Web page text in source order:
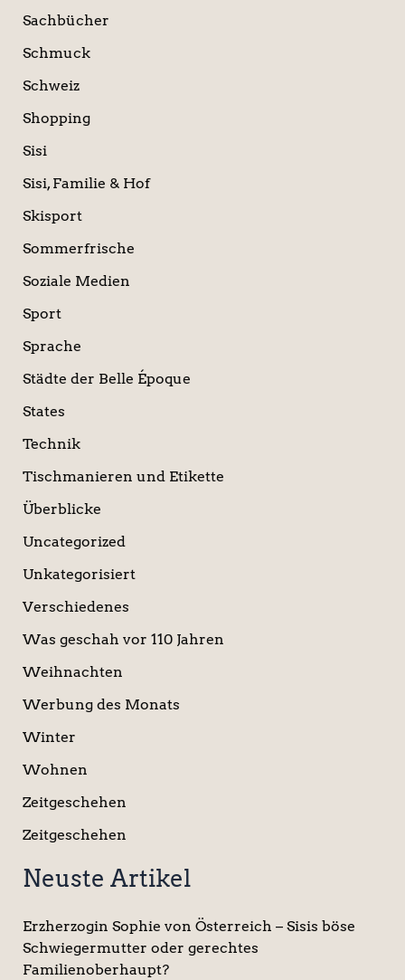
Sachbücher
Schmuck
Schweiz
Shopping
Sisi
Sisi, Familie & Hof
Skisport
Sommerfrische
Soziale Medien
Sport
Sprache
Städte der Belle Époque
States
Technik
Tischmanieren und Etikette
Überblicke
Uncategorized
Unkategorisiert
Verschiedenes
Was geschah vor 110 Jahren
Weihnachten
Werbung des Monats
Winter
Wohnen
Zeitgeschehen
Zeitgeschehen
Neuste Artikel
Erzherzogin Sophie von Österreich – Sisis böse
Schwiegermutter oder gerechtes
Familienoberhaupt?